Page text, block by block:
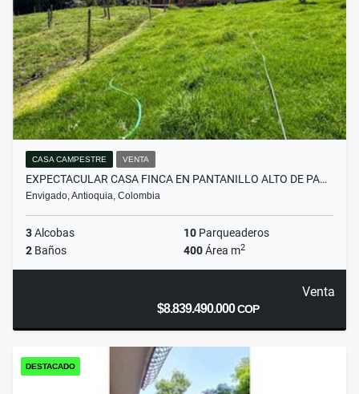
CASA CAMPESTRE VENTA
EXPECTACULAR CASA FINCA EN PANTANILLO ALTO DE PA…
Envigado, Antioquia, Colombia
3Alcobas 10 Parqueaderos
2 Baños 400Área m2
Venta
$8.839.490.000COP
DESTACADO